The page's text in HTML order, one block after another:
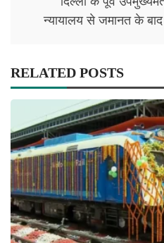
न्यायालय से जमानत के
RELATED POSTS